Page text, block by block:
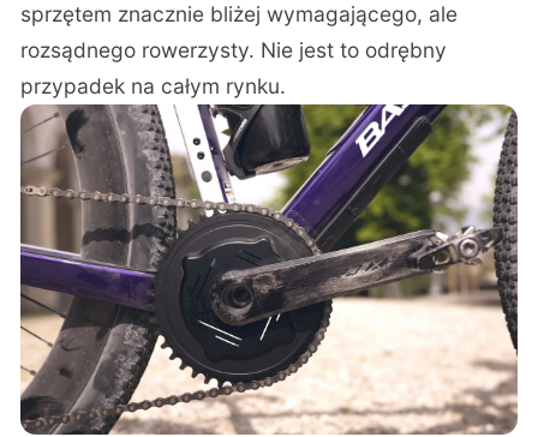
sprzętem znacznie bliżej wymagającego, ale
rozsądnego rowerzysty. Nie jest to odrębny
przypadek na całym rynku.